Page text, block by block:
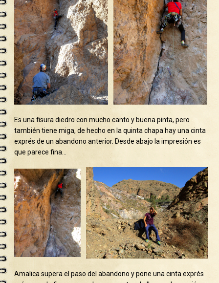
Es una fisura diedro con mucho canto y buena pinta, pero
también tiene miga, de hecho en la quinta chapa hay una cinta
exprés de un abandono anterior. Desde abajo la impresión es
que parece fina…
Amalica supera el paso del abandono y pone una cinta exprés